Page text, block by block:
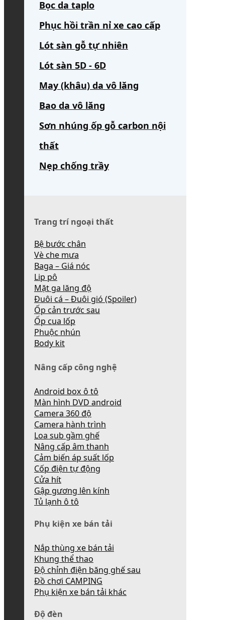
Bọc da taplo
Phục hồi trần nỉ xe cao cấp
Lót sàn gỗ tự nhiên
Lót sàn 5D - 6D
May (khâu) da vô lăng
Bao da vô lăng
Sơn nhúng ốp gỗ carbon nội
thất
Nẹp chống trầy
Trang trí ngoại thất
Bệ bước chân
Vè che mưa
Baga – Giá nóc
Lip pô
Mặt ga lăng độ
Đuôi cá – Đuôi gió (Spoiler)
Ốp cản trước sau
Ốp cua lốp
Phuộc nhún
Body kit
Nâng cấp công nghệ
Android box ô tô
Màn hình DVD android
Camera 360 độ
Camera hành trình
Loa sub gầm ghế
Nâng cấp âm thanh
Cảm biến áp suất lốp
Cốp điện tự động
Cửa hít
Gập gương lên kính
Tủ lạnh ô tô
Phụ kiện xe bán tải
Nắp thùng xe bán tải
Khung thể thao
Độ chỉnh điện băng ghế sau
Đồ chơi CAMPING
Phụ kiện xe bán tải khác
Độ đèn